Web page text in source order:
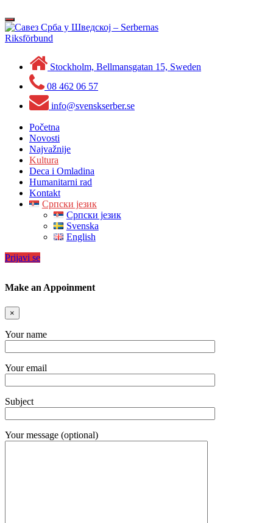
to
content
Toggle
navigation
Stockholm, Bellmansgatan 15, Sweden
08 462 06 57
info@svenskserber.se
Početna
Novosti
Najvažnije
Kultura
Deca i Omladina
Humanitarni rad
Kontakt
Српски језик
Српски језик
Svenska
English
Prijavi se
Make an Appoinment
×
Your name
Your email
Subject
Your message (optional)